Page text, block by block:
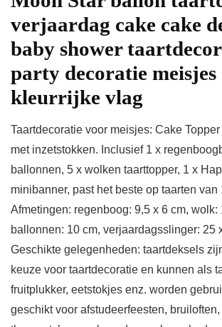
verjaardag cake cake
baby shower
party decoratie meisjes
kleurrijke vlag
Taartdecoratie voor meisjes: Cake
met inzetstokken. Inclusief 1 x
ballonnen, 5 x wolken taarttopper, 1 x
minibanner, past het beste op taarten van
Afmetingen: regenboog: 9,5 x 6 cm, wolk:
ballonnen: 10 cm, verjaardagsslinger: 25
Geschikte gelegenheden: taartdeksels
keuze voor taartdecoratie en kunnen als
fruitplukker, eetstokjes enz. worden
geschikt voor afstudeerfeesten,